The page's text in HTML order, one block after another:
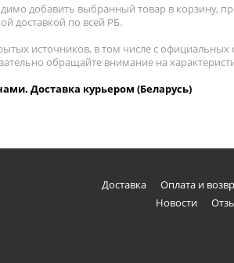
добавить выбранный товар в корзину,
доставкой по всей РБ.
источников, в том числе с официальных
обращайте внимание на
Доставка курьером (Беларусь)
Доставка Оплата и
Новости